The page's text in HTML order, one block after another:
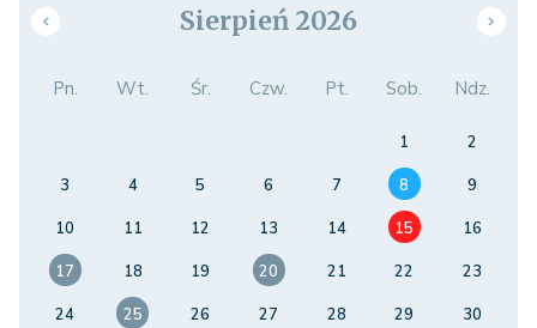
Sierpień 2026
Pn. Wt. Śr. Czw. Pt. Sob. Ndz.
1
2
3
4 5 6 7 8
9
10
11 12 13 14 15
16
17
18 19 20 21 22
23
24
25 26 27 28 29
30